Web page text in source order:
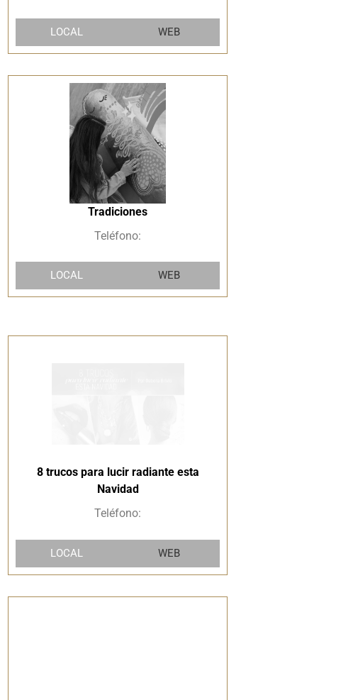
LOCAL WEB
Tradiciones
Teléfono:
LOCAL WEB
8 trucos para lucir radiante esta
Navidad
Teléfono:
LOCAL WEB